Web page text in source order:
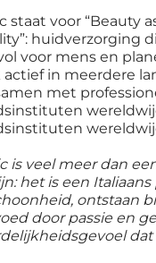
staat voor “Beauty
huidverzorging
voor mens en
in meerdere
met
is veel meer dan
het is een
ontstaan
door passie en
dat